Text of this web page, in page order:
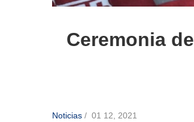
Ceremonia
Noticias / 01 12, 2021